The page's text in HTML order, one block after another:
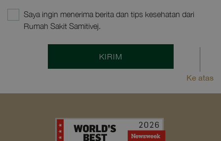
Saya ingin menerima berita dan tips kesehatan dari
Rumah Sakit Samitivej.
KIRIM
Ke atas